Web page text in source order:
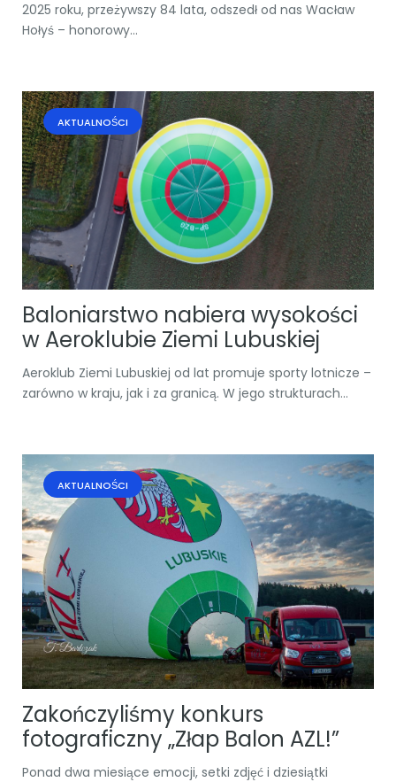
2025 roku, przeżywszy 84 lata, odszedł od nas Wacław
Hołyś – honorowy...
AKTUALNOŚCI
Baloniarstwo nabiera wysokości
w Aeroklubie Ziemi Lubuskiej
Aeroklub Ziemi Lubuskiej od lat promuje sporty lotnicze –
zarówno w kraju, jak i za granicą. W jego strukturach...
AKTUALNOŚCI
Zakończyliśmy konkurs
fotograficzny „Złap Balon AZL!”
Ponad dwa miesiące emocji, setki zdjęć i dziesiątki